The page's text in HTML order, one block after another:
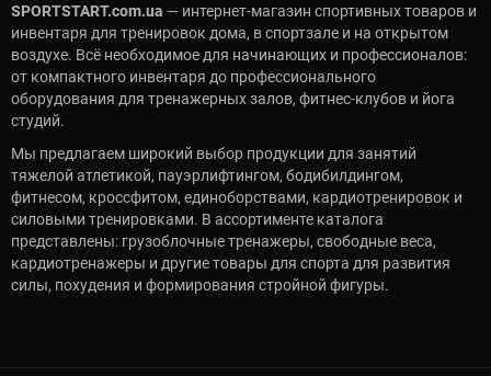
SPORTSTART.com.ua — интернет-магазин спортивных товаров и
инвентаря для тренировок дома, в спортзале и на открытом
воздухе. Всё необходимое для начинающих и профессионалов:
от компактного инвентаря до профессионального
оборудования для тренажерных залов, фитнес-клубов и йога
студий.
Мы предлагаем широкий выбор продукции для занятий
тяжелой атлетикой, пауэрлифтингом, бодибилдингом,
фитнесом, кроссфитом, единоборствами, кардиотренировок и
силовыми тренировками. В ассортименте каталога
представлены: грузоблочные тренажеры, свободные веса,
кардиотренажеры и другие товары для спорта для развития
силы, похудения и формирования стройной фигуры.